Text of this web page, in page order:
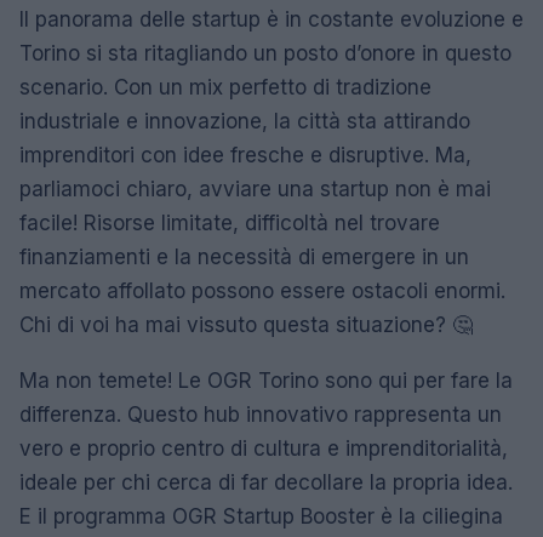
Il panorama delle startup è in costante evoluzione e
Torino si sta ritagliando un posto d’onore in questo
scenario. Con un mix perfetto di tradizione
industriale e innovazione, la città sta attirando
imprenditori con idee fresche e disruptive. Ma,
parliamoci chiaro, avviare una startup non è mai
facile! Risorse limitate, difficoltà nel trovare
finanziamenti e la necessità di emergere in un
mercato affollato possono essere ostacoli enormi.
Chi di voi ha mai vissuto questa situazione? 🤔
Ma non temete! Le OGR Torino sono qui per fare la
differenza. Questo hub innovativo rappresenta un
vero e proprio centro di cultura e imprenditorialità,
ideale per chi cerca di far decollare la propria idea.
E il programma OGR Startup Booster è la ciliegina